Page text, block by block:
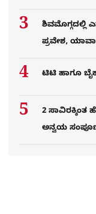
ಪ್ರವೇಶ,
ಟಿಟಿ ಹಾಗೂ
2 ಸಾವಿರಕ್ಕಿಂತ
ಅನ್ವಯ